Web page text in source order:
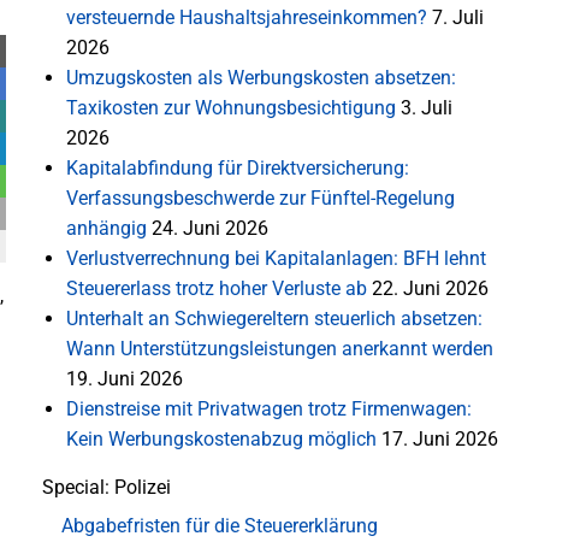
,
versteuernde Haushaltsjahreseinkommen? 7. Juli
2026
Umzugskosten als Werbungskosten absetzen:
Taxikosten zur Wohnungsbesichtigung 3. Juli
2026
Kapitalabfindung für Direktversicherung:
Verfassungsbeschwerde zur Fünftel-Regelung
anhängig 24. Juni 2026
Verlustverrechnung bei Kapitalanlagen: BFH lehnt
Steuererlass trotz hoher Verluste ab 22. Juni 2026
Unterhalt an Schwiegereltern steuerlich absetzen:
Wann Unterstützungsleistungen anerkannt werden
19. Juni 2026
Dienstreise mit Privatwagen trotz Firmenwagen:
Kein Werbungskostenabzug möglich 17. Juni 2026
Special: Polizei
Abgabefristen für die Steuererklärung